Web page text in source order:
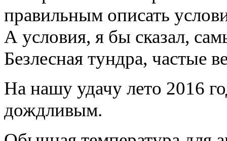
правильным описать
А условия, я бы сказал,
Безлесная тундра, частые
На нашу удачу лето 2016
дождливым.